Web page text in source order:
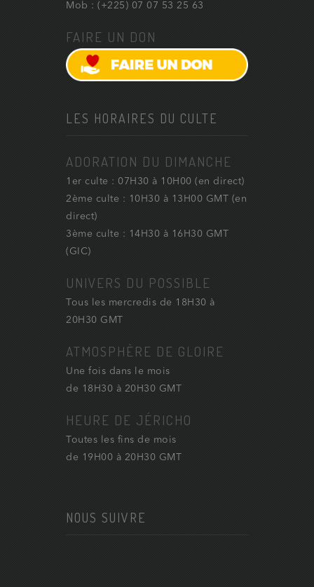
Mob : (+225) 07 07 53 25 63
FAIRE UN DON
LES HORAIRES DU CULTE
ADORATION DU DIMANCHE
1er culte : 07H30 à 10H00 (en direct)
2ème culte : 10H30 à 13H00 GMT (en
direct)
3ème culte : 14H30 à 16H30 GMT
(GIC)
UNIVERS DU POSSIBLE
Tous les mercredis de 18H30 à
20H30 GMT
ATMOSPHÈRE DE GLOIRE
Une fois dans le mois
de 18H30 à 20H30 GMT
HEURE DE JÉRICHO
Toutes les fins de mois
de 19H00 à 20H30 GMT
NOUS SUIVRE